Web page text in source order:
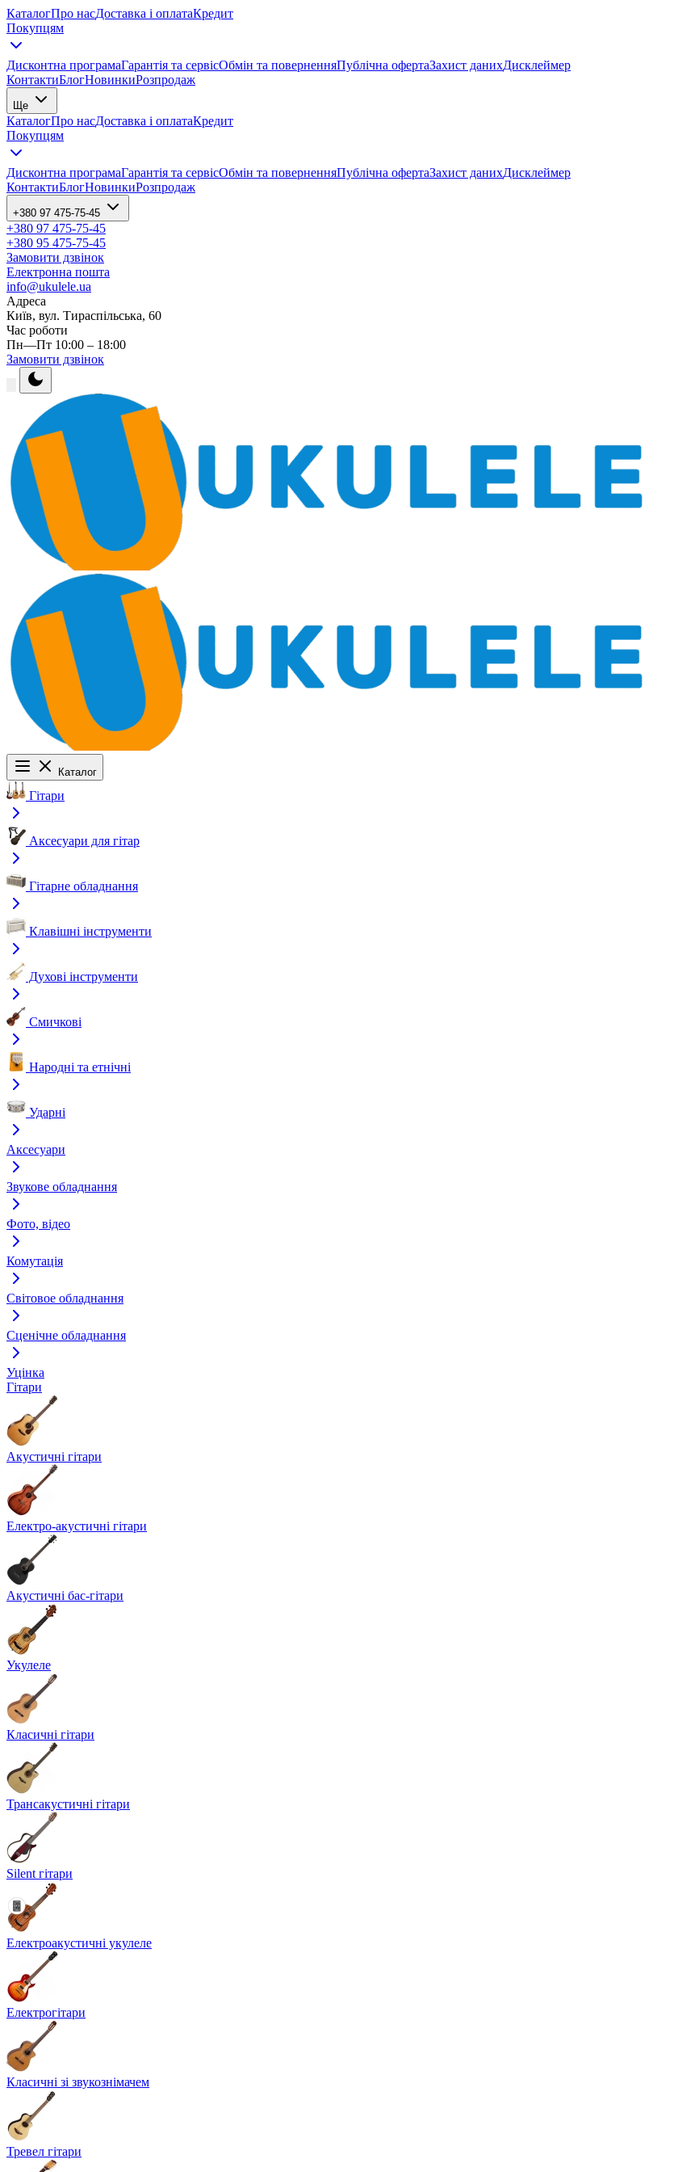
КаталогПро насДоставка і оплатаКредит
Покупцям
Дисконтна програмаГарантія та сервісОбмін та поверненняПублічна офертаЗахист данихДисклеймер
КонтактиБлогНовинкиРозпродаж
Ще
КаталогПро насДоставка і оплатаКредит
Покупцям
Дисконтна програмаГарантія та сервісОбмін та поверненняПублічна офертаЗахист данихДисклеймер
КонтактиБлогНовинкиРозпродаж
+380 97 475-75-45
+380 97 475-75-45
+380 95 475-75-45
Замовити дзвінок
Електронна пошта
info@ukulele.ua
Адреса
Київ, вул. Тираспільська, 60
Час роботи
Пн—Пт 10:00 – 18:00
Замовити дзвінок
Каталог
Гітари
Аксесуари для гітар
Гітарне обладнання
Клавішні інструменти
Духові інструменти
Смичкові
Народні та етнічні
Ударні
Аксесуари
Звукове обладнання
Фото, відео
Комутація
Світовое обладнання
Сценічне обладнання
Уцінка
Гітари
Акустичні гітари
Електро-акустичні гітари
Акустичні бас-гітари
Укулеле
Класичні гітари
Трансакустичні гітари
Silent гітари
Електроакустичні укулеле
Електрогітари
Класичні зі звукознімачем
Тревел гітари